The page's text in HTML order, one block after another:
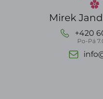
Mirek
+420
Po-Pá